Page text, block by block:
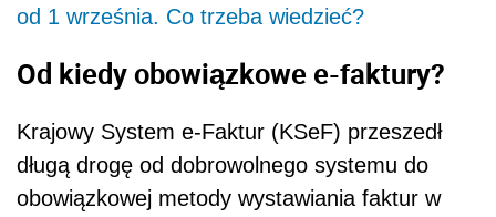
od 1 września. Co trzeba wiedzieć?
Od kiedy obowiązkowe e-faktury?
Krajowy System e-Faktur (KSeF) przeszedł
długą drogę od dobrowolnego systemu do
obowiązkowej metody wystawiania faktur w